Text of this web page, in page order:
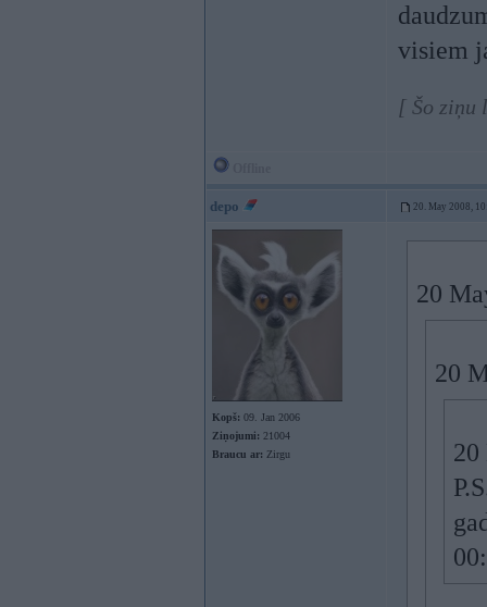
visiem
[ Šo ziņu
depo 20. May 2008,
Kopš: 09. Jan 2006
Ziņojumi: 21004
Braucu ar: Zirgu
20
20
20